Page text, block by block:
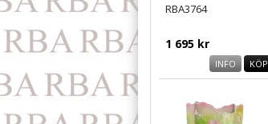
RBA3764
1 695 kr
INFO KÖP